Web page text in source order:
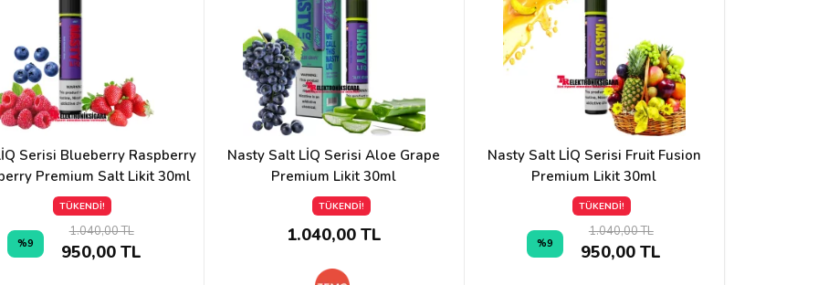
Serisi Blueberry Raspberry
Premium Salt Likit 30ml
TÜKENDİ!
%9
1.040,00 TL
950,00 TL
Nasty Salt LİQ Serisi Aloe Grape
Premium Likit 30ml
TÜKENDİ!
1.040,00 TL
Nasty Salt LİQ Serisi Fruit Fusion
Premium Likit 30ml
TÜKENDİ!
%9
1.040,00 TL
950,00 TL